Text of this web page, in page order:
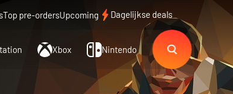
Top pre-ordersUpcoming Dagelijkse deals
Xbox Nintendo